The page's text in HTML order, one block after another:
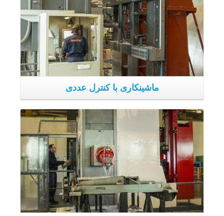
ماشینکاری با کنترل عددی
دپارتمان فرایند مکانیکی کنترل عددی مجهز به ابزارهای بزرگ
برای پردازش مولفه ها در مقیاس بزرگ و متوسط است. اکثر
ماشین ها قابل حرکت ، بصورت حامل روی ماشین های خرد کن
(تراشکاری ) با ضربه موثر (محور ایکس) معادل ۱۲٠٠٠ میلی
متر ، و ایستگاه های افقی مجهز به مالتی پالت ها برای حمل و
پردازش قطعات کار ، طبق الزامات استاندارد تولید، هستند.
۳۱٠٠ میلی متر هم بعد ماکزیمم محور عمودی است.